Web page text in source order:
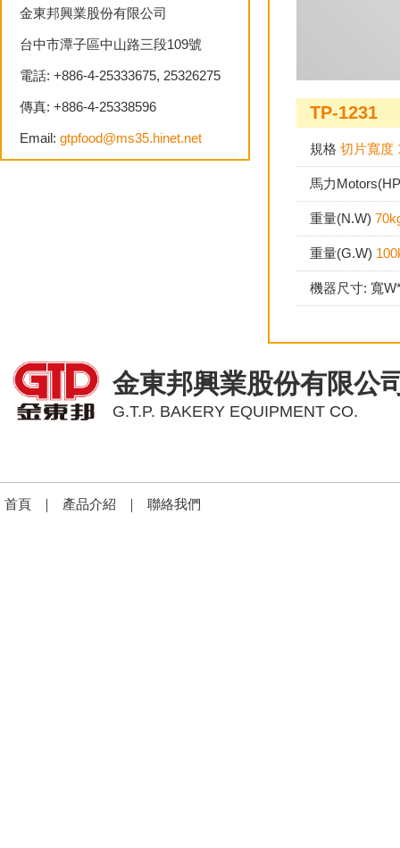
TP-1231
規格 切片寬度
馬力
重量(N.W)
重量(G.W)
機器尺寸: 寬
金東邦興業股份有限公司
台中市潭子區中山路三段109號
電話: +886-4-25333675, 25326275
傳真: +886-4-25338596
Email: gtpfood@ms35.hinet.net
金東邦興業股份有限公
G.T.P. BAKERY EQUIPMENT CO.
首頁 ｜ 產品介紹 ｜ 聯絡我們